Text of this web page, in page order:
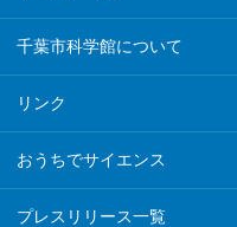
千葉市科学館について
リンク
おうちでサイエンス
プレスリリース一覧